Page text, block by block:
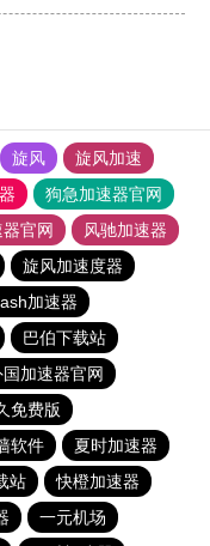
旋风
旋风加速
狗急加速器官网
官网
风驰加速器
旋风加速度器
加速器
巴伯下载站
加速器官网
免费版
软件
夏时加速器
站
快橙加速器
一元机场